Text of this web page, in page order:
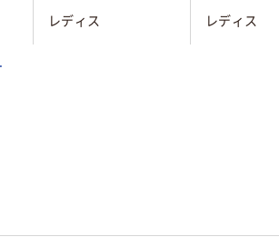
レディス レディス